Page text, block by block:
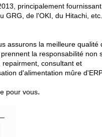
principalement fournissant
GRG, de l'OKI, du Hitachi,
assurons la meilleure qualité
la responsabilité non
consultant et
d'alimentation mûre
pour vous.